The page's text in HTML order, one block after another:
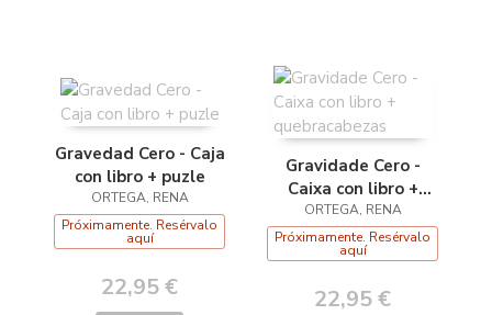
Gravedad Cero - Caja
con libro + puzle
ORTEGA, RENA
Próximamente. Resérvalo
aquí
22,95 €
Gravidade Cero -
Caixa con libro +
quebracabezas
ORTEGA, RENA
Próximamente. Resérvalo
aquí
22,95 €